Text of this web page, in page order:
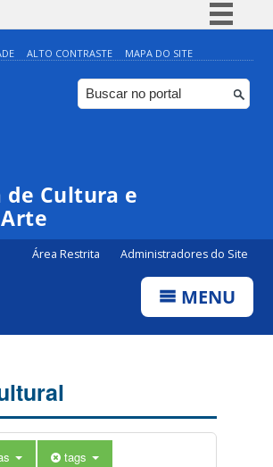
Simplifique!
Comunica BR
Participe
ALTO CONTRASTE MAPA DO SITE
de Cultura e
Área Restrita Administradores do Site
MENU
tags